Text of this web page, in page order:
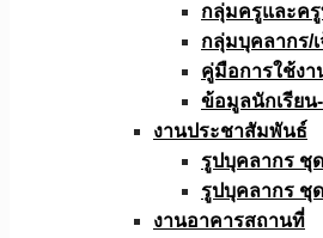
กลุ่มครูและค
กลุ่มบุคลากร/
คู่มือการใช้งา
ข้อมูลนักเรียน
งานประชาสัมพันธ์
รูปบุคลากร ชุ
รูปบุคลากร ชุ
งานอาคารสถานที่